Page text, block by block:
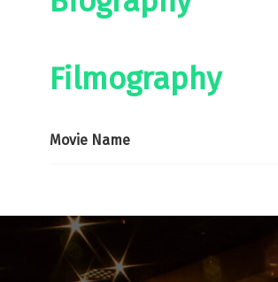
Filmography
Movie Name